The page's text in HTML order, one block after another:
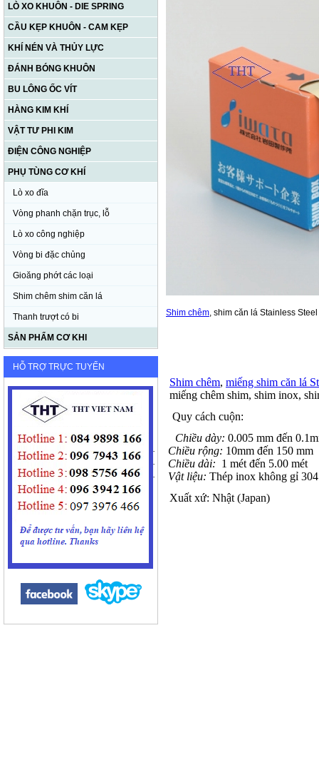
LÒ XO KHUÔN - DIE SPRING
CẦU KẸP KHUÔN - CAM KẸP
KHÍ NÉN VÀ THỦY LỰC
ĐÁNH BÓNG KHUÔN
BU LÔNG ỐC VÍT
HÀNG KIM KHÍ
VẬT TƯ PHI KIM
ĐIỆN CÔNG NGHIỆP
PHỤ TÙNG CƠ KHÍ
Lò xo đĩa
Vòng phanh chặn trục, lỗ
Lò xo công nghiệp
Vòng bi đặc chủng
Gioăng phớt các loại
Shim chêm shim căn lá
Thanh trượt có bi
SẢN PHẨM CƠ KHI
HỖ TRỢ TRỰC TUYẾN
Shim chêm, shim căn lá Stainless Steel
Shim chêm, miếng shim căn lá
miếng chêm shim, shim inox,
Quy cách cuộn:
Chiều dày: 0.005 mm đến
· Chiều rộng: 10mm đến 150 mm
· Chiều dài: 1 mét đến 5.00 mét
· Vật liệu: Thép inox không gỉ 304
Xuất xứ: Nhật (Japan)